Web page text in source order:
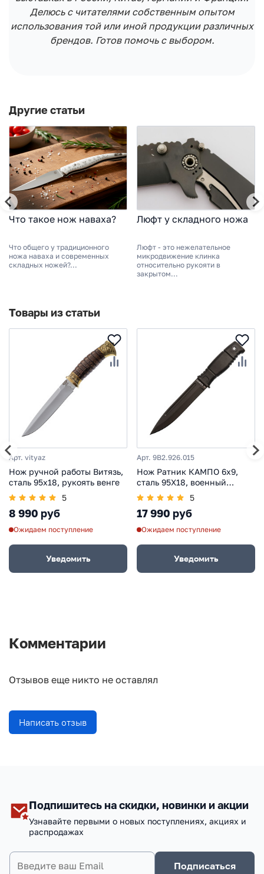
Делюсь с читателями собственным опытом
использования той или иной продукции различных
брендов. Готов помочь с выбором.
Другие статьи
Что такое нож наваха?
Что общего у традиционного
ножа наваха и современных
складных ножей?...
Люфт у складного ножа
Люфт - это нежелательное
микродвижение клинка
относительно рукояти в
закрытом...
Товары из статьи
Арт. vityaz
Нож ручной работы Витязь,
сталь 95х18, рукоять венге
5
8 990 руб
Ожидаем поступление
Уведомить
Арт. 9B2.926.015
Нож Ратник КАМПО 6x9,
сталь 95Х18, военный
тактический нож
5
17 990 руб
Ожидаем поступление
Уведомить
Комментарии
Отзывов еще никто не оставлял
Написать отзыв
Подпишитесь на скидки, новинки и акции
Узнавайте первыми о новых поступлениях, акциях и
распродажах
Подписаться